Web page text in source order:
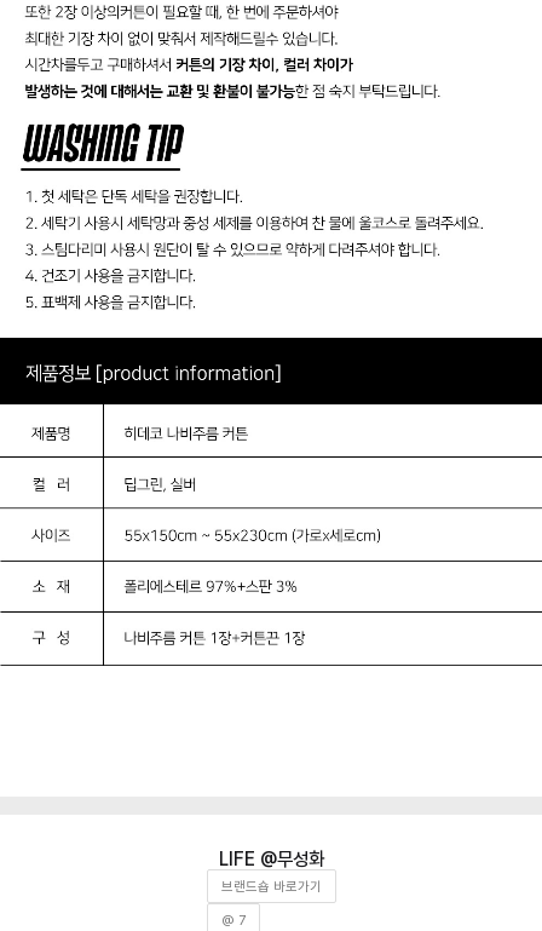
무성화
브랜드숍 바로가기
@ 7